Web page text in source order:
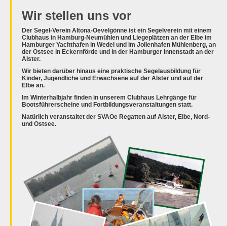
Wir stellen uns vor
Der Segel-Verein Altona-Oevelgönne ist ein Segelverein mit einem
Clubhaus in Hamburg-Neumühlen und Liegeplätzen an der Elbe im
Hamburger Yachthafen in Wedel und im Jollenhafen Mühlenberg, an
der Ostsee in Eckernförde und in der Hamburger Innenstadt an der
Alster.
Wir bieten darüber hinaus eine praktische Segelausbildung für
Kinder, Jugendliche und Erwachsene auf der Alster und auf der
Elbe an.
Im Winterhalbjahr finden in unserem Clubhaus Lehrgänge für
Bootsführerscheine und Fortbildungsveranstaltungen statt.
Natürlich veranstaltet der SVAOe Regatten auf Alster, Elbe, Nord-
und Ostsee.